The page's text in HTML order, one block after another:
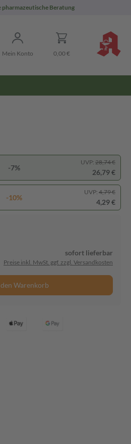
pharmazeutische Beratung
Mein Konto 0,00 €
-7%
UVP: 28,74 €
26,79 €
-10%
UVP: 4,79 €
4,29 €
sofort lieferbar
Preise inkl. MwSt. ggf. zzgl. Versandkosten
Warenkorb